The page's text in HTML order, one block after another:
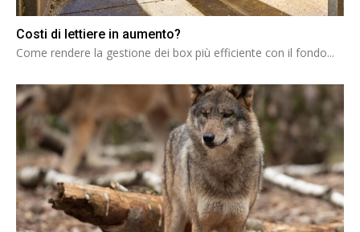
Costi di lettiere in aumento?
Come rendere la gestione dei box più efficiente con il fondo...